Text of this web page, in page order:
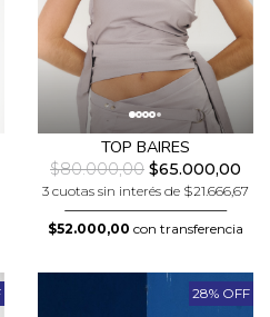
TOP BAIRES
$80.000,00 $65.000,00
3 cuotas sin interés de $21.666,67
$52.000,00 con transferencia
28% OFF